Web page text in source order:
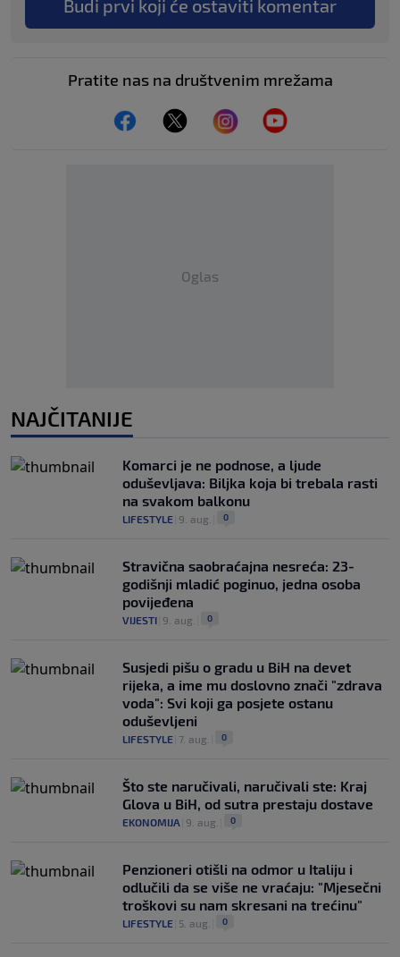
Budi prvi koji će ostaviti komentar
Pratite nas na društvenim mrežama
Oglas
NAJČITANIJE
Komarci je ne podnose, a ljude
oduševljava: Biljka koja bi trebala rasti
na svakom balkonu
LIFESTYLE 9. aug. 0
Stravična saobraćajna nesreća: 23-
godišnji mladić poginuo, jedna osoba
povijeđena
VIJESTI 9. aug. 0
Susjedi pišu o gradu u BiH na devet
rijeka, a ime mu doslovno znači "zdrava
voda": Svi koji ga posjete ostanu
oduševljeni
LIFESTYLE 7. aug. 0
Što ste naručivali, naručivali ste: Kraj
Glova u BiH, od sutra prestaju dostave
EKONOMIJA 9. aug. 0
Penzioneri otišli na odmor u Italiju i
odlučili da se više ne vraćaju: "Mjesečni
troškovi su nam skresani na trećinu"
LIFESTYLE 5. aug. 0